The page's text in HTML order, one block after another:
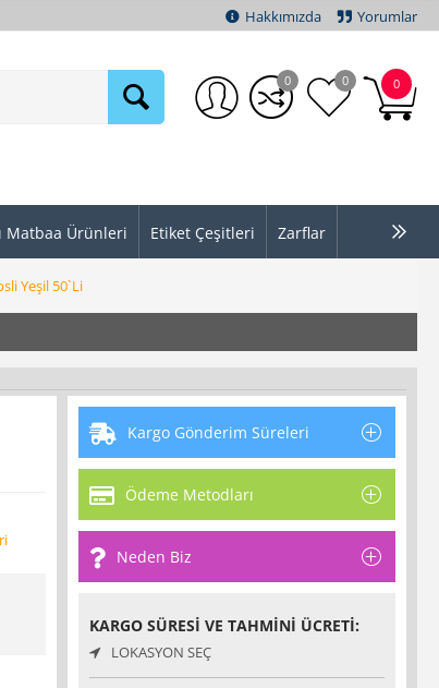
Hakkımızda Yorumlar
0
0 0
Matbaa Ürünleri Etiket Çeşitleri Zarflar
Yeşil 50`Li
Kargo Gönderim Süreleri
Ödeme Metodları
Neden Biz
KARGO SÜRESI VE TAHMINI ÜCRETI:
LOKASYON SEÇ